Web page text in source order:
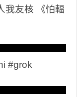
我友核 《怕輻
#grok